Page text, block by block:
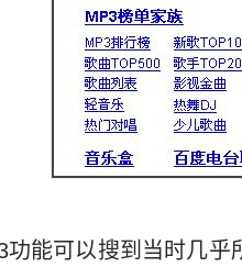
功能可以搜到当时几乎